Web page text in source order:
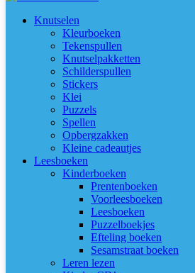
Knutselen
Kleurboeken
Tekenspullen
Knutselpakketten
Schilderspullen
Stickers
Klei
Puzzels
Spellen
Opbergzakken
Kleine cadeautjes
Leesboeken
Kinderboeken
Prentenboeken
Voorleesboeken
Leesboeken
Puzzelboekjes
Efteling boeken
Sesamstraat boeken
Leren lezen